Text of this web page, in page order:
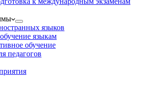
языков
языкам
обучение
педагогов